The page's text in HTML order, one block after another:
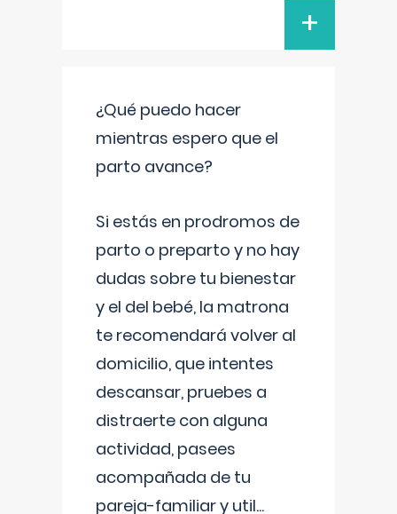
+
¿Qué puedo hacer
mientras espero que el
parto avance?
Si estás en prodromos de
parto o preparto y no hay
dudas sobre tu bienestar
y el del bebé, la matrona
te recomendará volver al
domicilio, que intentes
descansar, pruebes a
distraerte con alguna
actividad, pasees
acompañada de tu
pareja-familiar y util...